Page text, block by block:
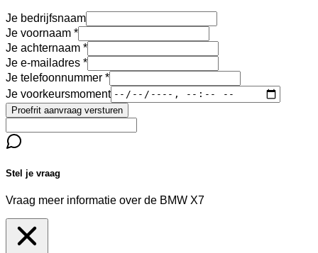
Je bedrijfsnaam
Je voornaam
Je achternaam
Je e-mailadres
Je telefoonnummer
Je voorkeursmoment
Proefrit aanvraag versturen
Stel je vraag
Vraag meer informatie over de BMW X7